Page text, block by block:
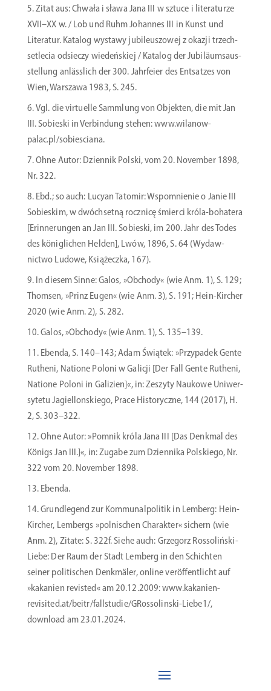
Zitat aus: Chwała i sława Jana III w sztuce i litera­turze
XVII–XX w. / Lob und Ruhm Johannes III in Kunst und
Literatur. Katalog wystawy jubileus­zowej z okazji trzech­
setlecia odsieczy wiedeńskiej / Katalog der Jubilä­ums­aus­
stellung anlässlich der 300. Jahrfeier des Entsatzes von
Wien, Warszawa 1983, S. 245.
Vgl. die virtuelle Sammlung von Objekten, die mit Jan
III. Sobieski in Verbindung stehen: www.wilanow-
palac.pl/sobiesciana.
Ohne Autor: Dziennik Polski, vom 20. November 1898,
Nr. 322.
Ebd.; so auch: Lucyan Tatomir: Wspom­nienie o Janie III
Sobieskim, w dwóch­setną rocznicę śmierci króla-bohatera
[Erinne­rungen an Jan III. Sobieski, im 200. Jahr des Todes
des könig­lichen Helden], Lwów, 1896, S. 64 (Wydaw­
nictwo Ludowe, Książeczka, 167).
In diesem Sinne: Galos, »Obchody« (wie Anm. 1), S. 129;
Thomsen, »Prinz Eugen« (wie Anm. 3), S. 191; Hein-Kircher
2020 (wie Anm. 2), S. 282.
Galos, »Obchody« (wie Anm. 1), S. 135–139.
Ebenda, S. 140–143; Adam Świątek: »Przypadek Gente
Rutheni, Natione Poloni w Galicji [Der Fall Gente Rutheni,
Natione Poloni in Galizien]«, in: Zeszyty Naukowe Uniwer­
sytetu Jagiel­lons­kiego, Prace Histo­ryczne, 144 (2017), H.
2, S. 303–322.
Ohne Autor: »Pomnik króla Jana III [Das Denkmal des
Königs Jan III.]«, in: Zugabe zum Dziennika Polskiego, Nr.
322 vom 20. November 1898.
Ebenda.
Grund­legend zur Kommu­nal­po­litik in Lemberg: Hein-
Kircher, Lembergs »polni­schen Charakter« sichern (wie
Anm. 2), Zitate: S. 322f. Siehe auch: Grzegorz Rossoliński-
Liebe: Der Raum der Stadt Lemberg in den Schichten
seiner politi­schen Denkmäler, online veröf­fent­licht auf
»kakanien revisted« am 20.12.2009: www.kakanien-
revisited.at/beitr/fallstudie/GRossolinski-Liebe1/,
download am 23.01.2024.